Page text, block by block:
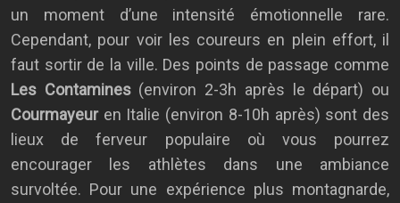
un moment d’une intensité émotionnelle rare.
Cependant, pour voir les coureurs en plein effort, il
faut sortir de la ville. Des points de passage comme
Les Contamines(environ 2-3h après le départ) ou
Courmayeuren Italie (environ 8-10h après) sont des
lieux de ferveur populaire où vous pourrez
encourager les athlètes dans une ambiance
survoltée. Pour une expérience plus montagnarde,